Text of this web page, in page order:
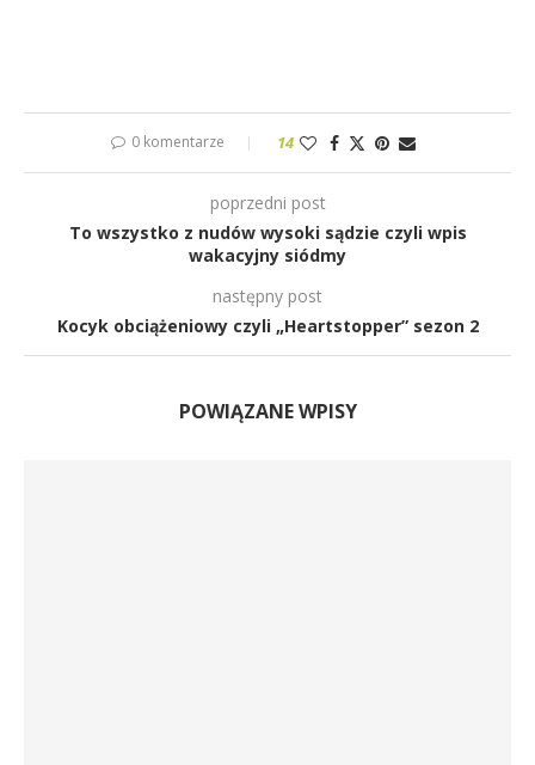
0 komentarze 14
poprzedni post
To wszystko z nudów wysoki sądzie czyli wpis
wakacyjny siódmy
następny post
Kocyk obciążeniowy czyli „Heartstopper” sezon 2
POWIĄZANE WPISY